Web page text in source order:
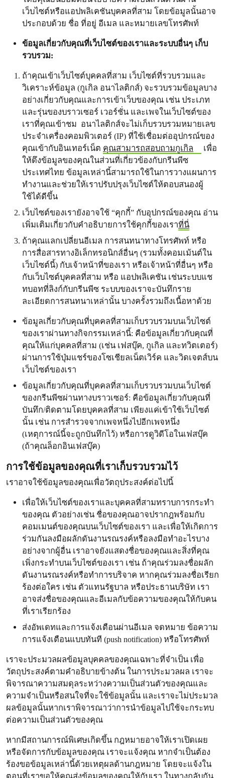
เว็บไซต์หรือแอปพลิเคชันบุคคลที่สาม โดยข้อมูลนั้นอาจ
ประกอบด้วย ชื่อ ที่อยู่ อีเมล และหมายเลขโทรศัพท์
ข้อมูลเกี่ยวกับคุณที่เว็บไซต์ของเราและระบบอื่นๆ เก็บ
รวบรวม:
ถ้าคุณเข้าเว็บไซต์บุคคลที่สาม เว็บไซต์ที่รวบรวมและ
วิเคราะห์ข้อมูล (กูเกิล อนาไลติกส์) จะรวบรวมข้อมูลบาง
อย่างเกี่ยวกับคุณและการเข้าเว็บของคุณ เช่น ประเภท
และรุ่นของบราวเซอร์ เวอร์ชั่น และเพจในเว็บไซต์ของ
เราที่คุณเข้าชม อนาไลติกส์จะไม่เก็บรวบรวมหมายเลข
ประจำเครื่องคอมพิวเตอร์ (IP) ที่ใช้เชื่อมต่ออุปกรณ์ของ
คุณเข้ากับอินเทอร์เน็ต คุณสามารถสอบถามกูเกิล
เพื่อ
ให้ดึงข้อมูลของคุณในส่วนที่เกี่ยวข้องกับกรีนพีซ
ประเทศไทย ข้อมูลเหล่านี้สามารถใช้ในการวางแผนการ
ทำงานและช่วยให้เราปรับปรุงเว็บไซต์ให้ตอบสนองผู้
ใช้ได้ดีขึ้น
เว็บไซต์ของเรายังอาจใช้ “คุกกี้” กับอุปกรณ์ของคุณ อ่าน
เพิ่มเติมเกี่ยวกับคำอธิบายการใช้คุกกี้ของเราที่นี่
ถ้าคุณแลกเปลี่ยนอีเมล การสนทนาทางโทรศัพท์ หรือ
การสื่อสารทางอิเล็กทรอนิกส์อื่นๆ (รวมทั้งคอมเม้นต์ใน
เว็บไซต์นี้) กับเจ้าหน้าที่ของเรา หรือเจ้าหน้าที่อื่นๆ หรือ
กับเว็บไซต์บุคคลที่สาม หรือ แอปพลิเคชัน เช่นระบบแช
ทบอทที่ลิงก์กับกรีนพีซ ระบบของเราจะบันทึกราย
ละเอียดการสนทนาเหล่านั้น บางครั้งรวมถึงเนื้อหาด้วย
ข้อมูลเกี่ยวกับคุณที่บุคคลที่สามเก็บรวบรวมบนเว็บไซต์
ของเราผ่านทางกิจกรรมเหล่านี้: คือข้อมูลเกี่ยวกับคุณที่
คุณให้แก่บุคคลที่สาม (เช่น เฟสบุ๊ค, กูเกิล และทวิตเตอร์)
ผ่านการใช้ปุ่มแชร์ของโซเชียลเน็ตเวิร์ค และวิดเจตส์บน
เว็บไซต์ของเรา
ข้อมูลเกี่ยวกับคุณที่บุคคลที่สามเก็บรวบรวมบนเว็บไซต์
ของกรีนพีซผ่านทางบราวเซอร์: คือข้อมูลเกี่ยวกับคุณที่
บันทึก/ติดตามโดยบุคคลที่สาม เพียงแค่เข้าใช้เว็บไซต์
นั้น เช่น การสำรวจจากเพจหนึ่งไปอีกเพจหนึ่ง
(เหตุการณ์นี้จะถูกบันทึกไว้) หรือการดูวิดีโอในเฟสบุ๊ค
(ถ้าคุณล็อกอินเฟสบุ๊ค)
การใช้ข้อมูลของคุณที่เราเก็บรวบรวมไว้
เราอาจใช้ข้อมูลของคุณเพื่อวัตถุประสงค์ต่อไปนี้
เพื่อให้เว็บไซต์ของเราและบุคคลที่สามทราบการกระทำ
ของคุณ ตัวอย่างเช่น ชื่อของคุณอาจปรากฎพร้อมกับ
คอมเมนต์ของคุณบนเว็บไซต์ของเรา และเพื่อให้เกิดการ
ร่วมกันลงมือผลักดันงานรณรงค์หรือลงมือทำอะไรบาง
อย่างจากผู้อื่น เราอาจยังแสดงชื่อของคุณและสิ่งที่คุณ
เพิ่งกระทำบนเว็บไซต์ของเรา เช่น ถ้าคุณร่วมลงชื่อผลัก
ดันงานรณรงค์หรือทำการบริจาค หากคุณร่วมลงชื่อเรียก
ร้องต่อใคร เช่น ตัวแทนรัฐบาล หรือประธานบริษัท เรา
อาจส่งชื่อของคุณและอีเมลกับข้อความของคุณให้กับคน
ที่เราเรียกร้อง
ส่งอัพเดทและการแจ้งเตือนผ่านอีเมล จดหมาย ข้อความ
การแจ้งเตือนแบบทันที (push notification) หรือโทรศัพท์
เราจะประมวลผลข้อมูลบุคคลของคุณเฉพาะที่จำเป็น เพื่อ
วัตถุประสงค์ตามคำอธิบายข้างต้น ในการประมวลผล เราจะ
พิจารณาความสมดุลระหว่างความเป็นส่วนตัวของคุณและ
ความจำเป็นหรือสนใจที่จะใช้ข้อมูลนั้น และเราจะไม่ประมวล
ผลข้อมูลนั้นหากเราพิจารณาว่าการนำข้อมูลไปใช้จะกระทบ
ต่อความเป็นส่วนตัวของคุณ
หากมีสถานการณ์พิเศษเกิดขึ้น กฎหมายอาจให้เราเปิดเผย
หรือจัดการกับข้อมูลของคุณ เราจะแจ้งคุณ หากจำเป็นต้อง
ร้องขอข้อมูลเหล่านี้ด้วยเหตุผลด้านกฎหมาย โดยจะแจ้งใน
ตอนที่เราขอให้คุณส่งข้อมูลของคุณให้กับเรา ในทางกลับกัน